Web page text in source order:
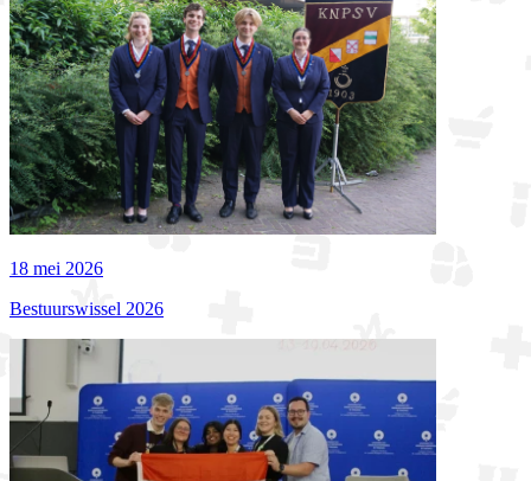
18 mei 2026
Bestuurswissel 2026